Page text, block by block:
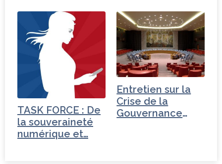
Turquie
TASK FORCE : De
la souveraineté
numérique et…
Entretien sur la
Crise de la
Gouvernance